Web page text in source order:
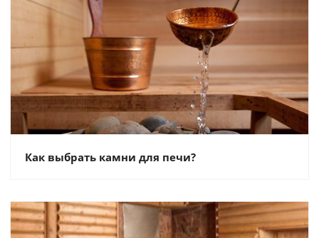
Как выбрать камни для печи?